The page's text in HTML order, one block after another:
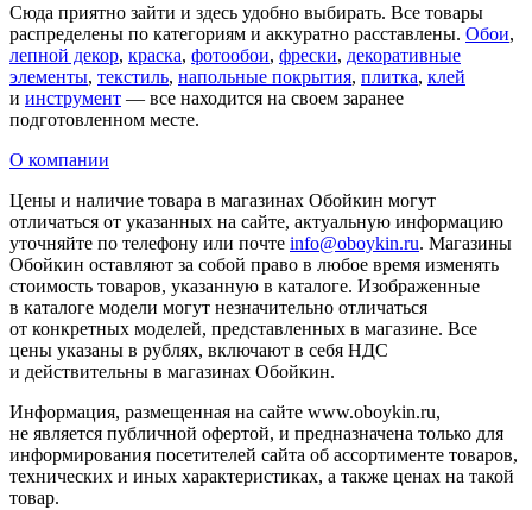
Сюда приятно зайти и здесь удобно выбирать. Все товары
распределены по категориям и аккуратно расставлены. Обои,
лепной декор, краска, фотообои, фрески, декоративные
элементы, текстиль, напольные покрытия, плитка, клей
и инструмент — все находится на своем заранее
подготовленном месте.
О компании
Цены и наличие товара в магазинах Обойкин могут
отличаться от указанных на сайте, актуальную информацию
уточняйте по телефону или почте info@oboykin.ru. Магазины
Обойкин оставляют за собой право в любое время изменять
стоимость товаров, указанную в каталоге. Изображенные
в каталоге модели могут незначительно отличаться
от конкретных моделей, представленных в магазине. Все
цены указаны в рублях, включают в себя НДС
и действительны в магазинах Обойкин.
Информация, размещенная на сайте www.oboykin.ru,
не является публичной офертой, и предназначена только для
информирования посетителей сайта об ассортименте товаров,
технических и иных характеристиках, а также ценах на такой
товар.